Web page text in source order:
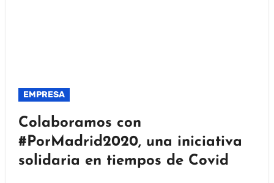
EMPRESA
Colaboramos con
#PorMadrid2020, una iniciativa
solidaria en tiempos de Covid